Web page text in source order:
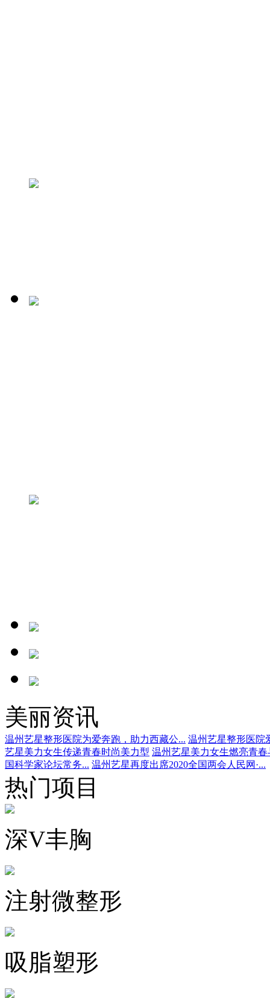
美丽资讯
温州艺星整形医院为爱奔跑，助力西藏公... 温州艺星整形医院
艺星美力女生传递青春时尚美力型 温州艺星美力女生燃亮青春
国科学家论坛常务... 温州艺星再度出席2020全国两会人民网·...
热门项目
深V丰胸
注射微整形
吸脂塑形